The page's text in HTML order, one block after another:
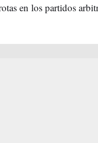
en los partidos